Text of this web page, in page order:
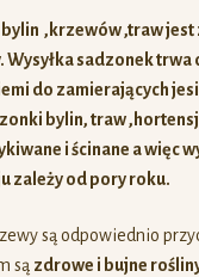
,krzewów ,traw jest
sadzonek trwa
do zamierających
bylin, traw
i ścinane a więc
zależy od pory roku.
są odpowiednio
są zdrowe i bujne